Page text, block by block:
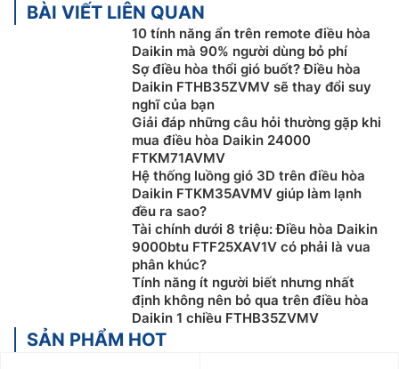
BÀI VIẾT LIÊN QUAN
10 tính năng ẩn trên remote điều hòa
Daikin mà 90% người dùng bỏ phí
Sợ điều hòa thổi gió buốt? Điều hòa
Daikin FTHB35ZVMV sẽ thay đổi suy
nghĩ của bạn
Giải đáp những câu hỏi thường gặp khi
mua điều hòa Daikin 24000
FTKM71AVMV
Hệ thống luồng gió 3D trên điều hòa
Daikin FTKM35AVMV giúp làm lạnh
đều ra sao?
Tài chính dưới 8 triệu: Điều hòa Daikin
9000btu FTF25XAV1V có phải là vua
phân khúc?
Tính năng ít người biết nhưng nhất
định không nên bỏ qua trên điều hòa
Daikin 1 chiều FTHB35ZVMV
SẢN PHẨM HOT